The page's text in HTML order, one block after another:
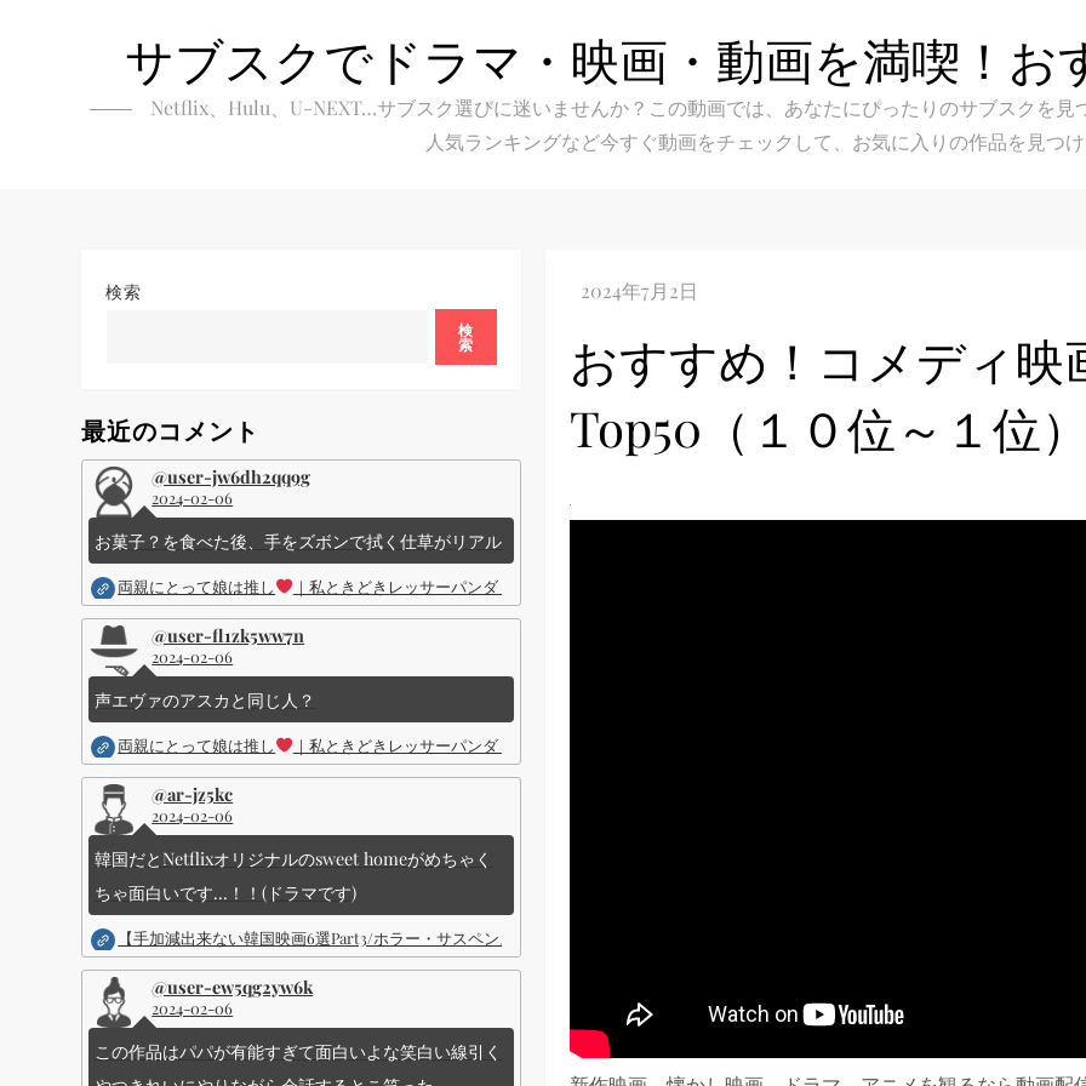
サブスクでドラマ・映画・動画を満喫！お
Netflix、Hulu、U-NEXT…サブスク選びに迷いませんか？この動画では、あなたにぴったりのサブスクを見
人気ランキングなど今すぐ動画をチェックして、お気に入りの作品を見つけ
おすすめ！コメディ映
Top50（１０位～１位）
検索
検
索
最近のコメント
@user-jw6dh2qq9g
2024-02-06
お菓子？を食べた後、手をズボンで拭く仕草がリアル
両親にとって娘は推し ｜私ときどきレッサーパンダ ｜Disney (ディズニープラス）
@user-fl1zk5ww7n
2024-02-06
声エヴァのアスカと同じ人？
両親にとって娘は推し ｜私ときどきレッサーパンダ ｜Disney (ディズニープラス）
@ar-jz5kc
2024-02-06
韓国だとNetflixオリジナルのsweet homeがめちゃく
ちゃ面白いです...！！(ドラマです)
【手加減出来ない韓国映画6選Part3/ホラー・サスペンス・ノワール】韓国至上の《最凶の悪》が登場する韓国映画。
@user-ew5qg2yw6k
2024-02-06
この作品はパパが有能すぎて面白いよな笑白い線引く